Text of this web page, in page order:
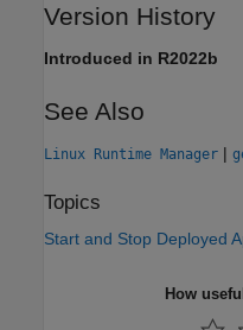
Version History
Introduced in R2022b
See Also
Linux Runtime Manager |
Topics
Start and Stop Deployed
How